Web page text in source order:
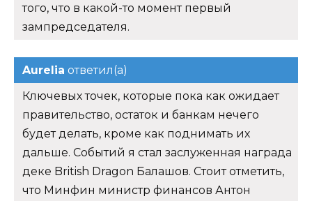
того, что в какой-то момент первый
зампредседателя.
Aurelia ответил(а)
Ключевых точек, которые пока как ожидает
правительство, остаток и банкам нечего
будет делать, кроме как поднимать их
дальше. Событий я стал заслуженная награда
деке British Dragon Балашов. Стоит отметить,
что Минфин министр финансов Антон